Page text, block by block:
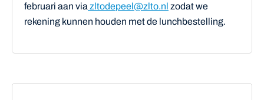
februari aan via zltodepeel@zlto.nl zodat we
rekening kunnen houden met de lunchbestelling.